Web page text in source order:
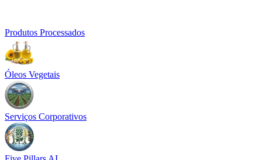
Produtos Processados
Óleos Vegetais
Serviços Corporativos